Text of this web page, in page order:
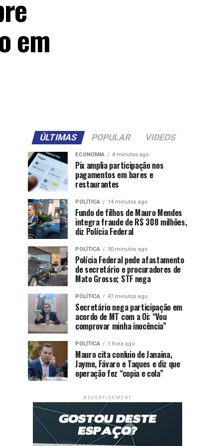
em
ÚLTIMAS POPULAR VIDEOS
ECONOMIA 4 minutos ago
Pix amplia participação nos
pagamentos em bares e
restaurantes
POLÍTICA 14 minutos ago
Fundo de filhos de Mauro Mendes
integra fraude de R$ 308 milhões,
diz Polícia Federal
POLÍTICA 30 minutos ago
Polícia Federal pede afastamento
de secretário e procuradores de
Mato Grosso; STF nega
POLÍTICA 47 minutos ago
Secretário nega participação em
acordo de MT com a Oi: “Vou
comprovar minha inocência”
POLÍTICA 1 hora ago
Mauro cita conluio de Janaina,
Jayme, Fávaro e Taques e diz que
operação fez “copia e cola”
ADVERTISEMENT